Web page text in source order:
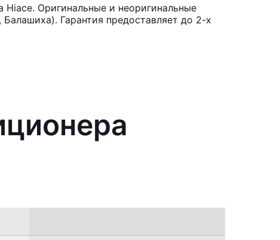
Оригинальные и неоригинальные
Гарантия предоставляет до 2-х